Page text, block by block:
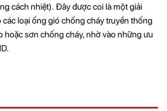
cách nhiệt). Đây được coi là một giải
các loại ống gió chống cháy truyền thống
hoặc sơn chống cháy, nhờ vào những ưu